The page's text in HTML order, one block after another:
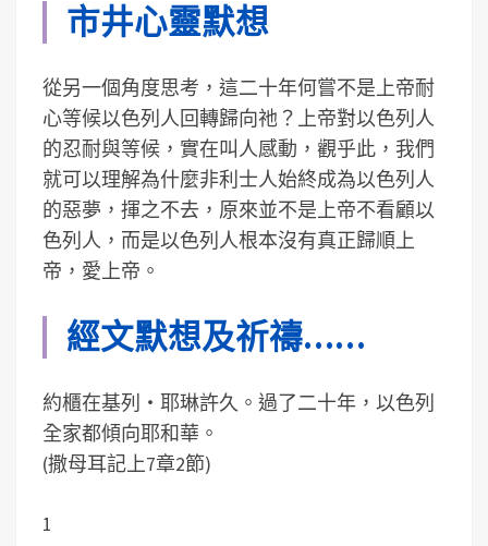
市井心靈默想
從另一個角度思考，這二十年何嘗不是上帝耐
心等候以色列人回轉歸向祂？上帝對以色列人
的忍耐與等候，實在叫人感動，觀乎此，我們
就可以理解為什麼非利士人始終成為以色列人
的惡夢，揮之不去，原來並不是上帝不看顧以
色列人，而是以色列人根本沒有真正歸順上
帝，愛上帝。
經文默想及祈禱……
約櫃在基列‧耶琳許久。過了二十年，以色列
全家都傾向耶和華。
(撒母耳記上7章2節)
1